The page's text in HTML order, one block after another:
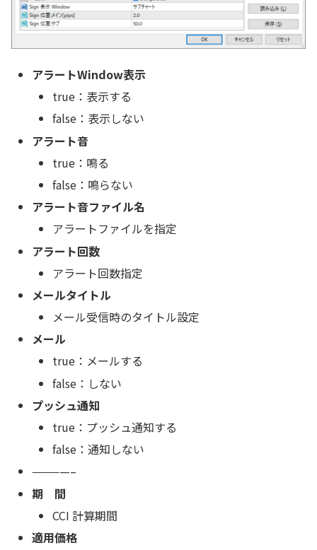
アラートWindow表示
true：表示する
false：表示しない
アラート音
true：鳴る
false：鳴らない
アラート音ファイル名
アラートファイルを指定
アラート回数
アラート回数指定
メールタイトル
メール受信時のタイトル設定
メール
true：メールする
false：しない
プッシュ通知
true：プッシュ通知する
false：通知しない
————–
期 間
CCI 計算期間
適用価格